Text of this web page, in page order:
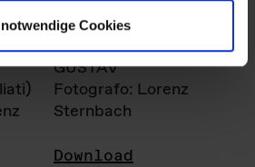
Cookies
GUSTAV
Fotografo: Lorenz
Sternbach
Download